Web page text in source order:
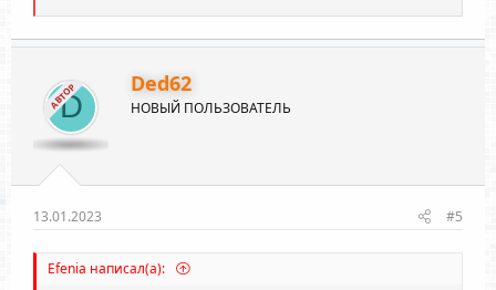
а
к
и
и
:
АВТОР
D
Ded62
НОВЫЙ ПОЛЬЗОВАТЕЛЬ
13.01.2023 #5
Efenia написал(а):